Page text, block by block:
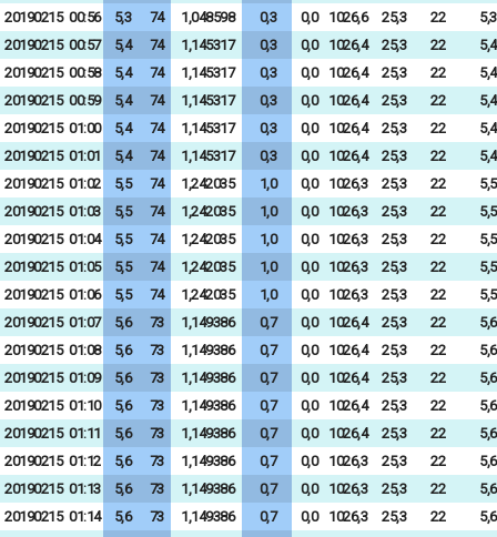
20190215 00:56 5,3 74 1,048598 0,3 0,0 1026,6 25,3 22
5,3
20190215 00:57 5,4 74 1,145317 0,3 0,0 1026,4 25,3 22
5,4
20190215 00:58 5,4 74 1,145317 0,3 0,0 1026,4 25,3 22
5,4
20190215 00:59 5,4 74 1,145317 0,3 0,0 1026,4 25,3 22
5,4
20190215 01:00 5,4 74 1,145317 0,3 0,0 1026,4 25,3 22
5,4
20190215 01:01 5,4 74 1,145317 0,3 0,0 1026,4 25,3 22
5,4
20190215 01:02 5,5 74 1,242035 1,0 0,0 1026,3 25,3 22
5,5
20190215 01:03 5,5 74 1,242035 1,0 0,0 1026,3 25,3 22
5,5
20190215 01:04 5,5 74 1,242035 1,0 0,0 1026,3 25,3 22
5,5
20190215 01:05 5,5 74 1,242035 1,0 0,0 1026,3 25,3 22
5,5
20190215 01:06 5,5 74 1,242035 1,0 0,0 1026,3 25,3 22
5,5
20190215 01:07 5,6 73 1,149386 0,7 0,0 1026,4 25,3 22
5,6
20190215 01:08 5,6 73 1,149386 0,7 0,0 1026,4 25,3 22
5,6
20190215 01:09 5,6 73 1,149386 0,7 0,0 1026,4 25,3 22
5,6
20190215 01:10 5,6 73 1,149386 0,7 0,0 1026,4 25,3 22
5,6
20190215 01:11 5,6 73 1,149386 0,7 0,0 1026,4 25,3 22
5,6
20190215 01:12 5,6 73 1,149386 0,7 0,0 1026,3 25,3 22
5,6
20190215 01:13 5,6 73 1,149386 0,7 0,0 1026,3 25,3 22
5,6
20190215 01:14 5,6 73 1,149386 0,7 0,0 1026,3 25,3 22
5,6